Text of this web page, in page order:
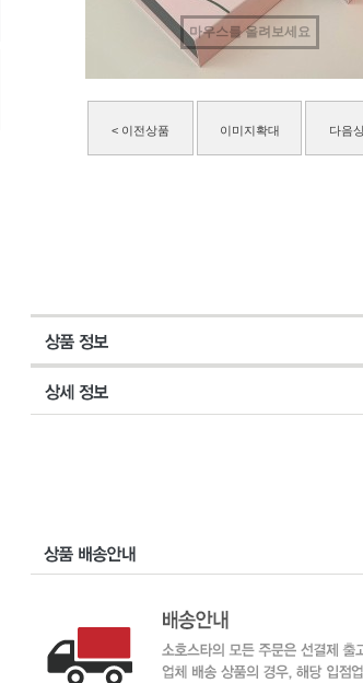
마우스를 올려보세요
< 이전상품 이미지확대 다음